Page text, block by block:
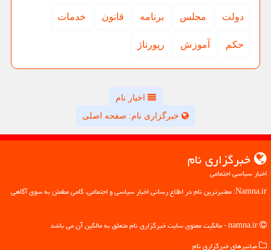
دولت مجلس برنامه قانون خدمات
حكم آموزش رپورتاژ
اخبار نام
خبرگزاری نام: صفحه اصلی
خبرگزاری نام
اخبار سیاسی اجتماعی
Namna.ir: معتبرترین نام در اطلاع رسانی اخبار سیاسی و اجتماعی، گامی مطمئن به سوی آگاهی
میانبرهای خبرگزاری نام